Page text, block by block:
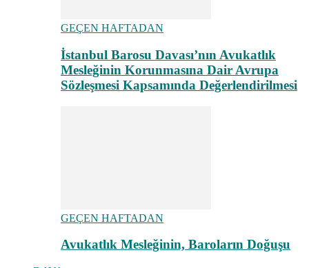
GEÇEN HAFTADAN
İstanbul Barosu Davası’nın Avukatlık
Mesleğinin Korunmasına Dair Avrupa
Sözleşmesi Kapsamında Değerlendirilmesi
GEÇEN HAFTADAN
Avukatlık Mesleğinin, Baroların Doğuşu